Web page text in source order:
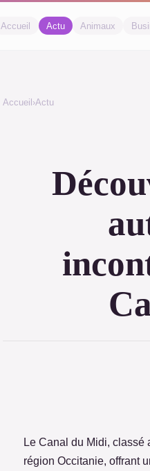
Accueil Actu Animaux
Accueil ›Actu
Le Canal du Midi,
région Occitanie, offrant